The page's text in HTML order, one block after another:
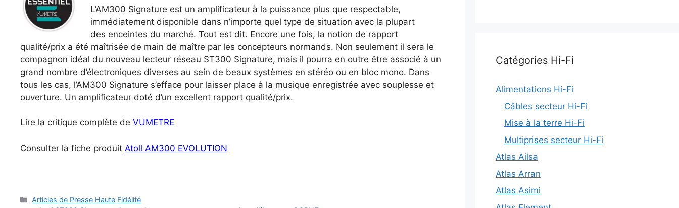
L’AM300 Signature est un amplificateur à la puissance plus que respectable,
immédiatement disponible dans n’importe quel type de situation avec la plupart
des enceintes du marché. Tout est dit. Encore une fois, la notion de rapport
qualité/prix a été maîtrisée de main de maître par les concepteurs normands. Non seulement il sera le
compagnon idéal du nouveau lecteur réseau ST300 Signature, mais il pourra en outre être associé à un
grand nombre d’électroniques diverses au sein de beaux systèmes en stéréo ou en bloc mono. Dans
tous les cas, l’AM300 Signature s’efface pour laisser place à la musique enregistrée avec souplesse et
ouverture. Un amplificateur doté d’un excellent rapport qualité/prix.
Lire la critique complète de VUMETRE
Consulter la fiche produit Atoll AM300 EVOLUTION
Catégories
Articles de Presse Haute Fidélité
Catégories Hi-Fi
Alimentations Hi-Fi
Câbles secteur Hi-Fi
Mise à la terre Hi-Fi
Multiprises secteur Hi-Fi
Atlas Ailsa
Atlas Arran
Atlas Asimi